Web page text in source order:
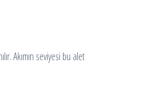
Akımın seviyesi bu alet